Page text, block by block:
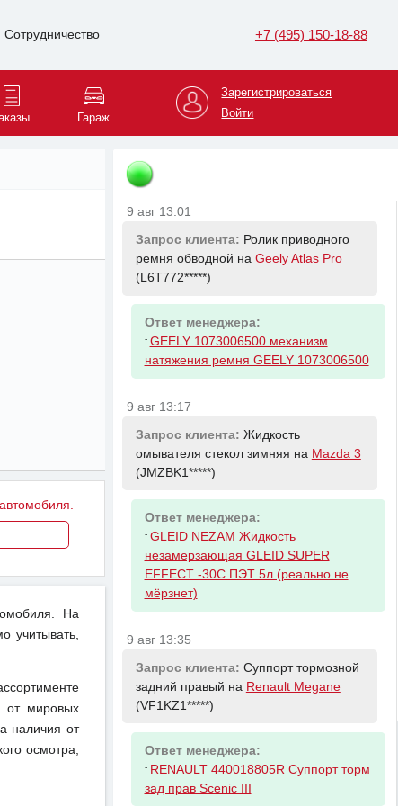
Сотрудничество +7 (495) 150-18-88
Гараж
Зарегистрироваться
Войти
На
учитывать,
от мировых
наличия от
осмотра,
ПРИВОДНОЙ BSG
9 авг 13:01
Запрос клиента: Ролик приводного
ремня обводной на Geely Atlas Pro
(L6T772*****)
Ответ менеджера:
- GEELY 1073006500 механизм
натяжения ремня GEELY 1073006500
9 авг 13:17
Запрос клиента: Жидкость
омывателя стекол зимняя на Mazda 3
(JMZBK1*****)
Ответ менеджера:
- GLEID NEZAM Жидкость
незамерзающая GLEID SUPER
EFFECT -30С ПЭТ 5л (реально не
мёрзнет)
9 авг 13:35
Запрос клиента: Суппорт тормозной
задний правый на Renault Megane
(VF1KZ1*****)
Ответ менеджера:
- RENAULT 440018805R Суппорт торм
зад прав Scenic III